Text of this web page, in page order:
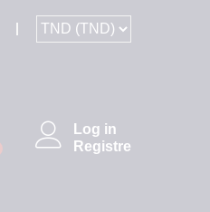
Log in
Registre